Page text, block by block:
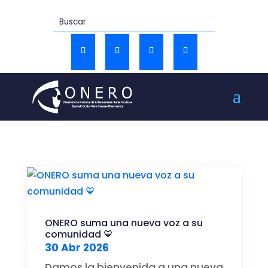
ONERO suma una nueva voz a su
comunidad 💙
30 Abr 2026